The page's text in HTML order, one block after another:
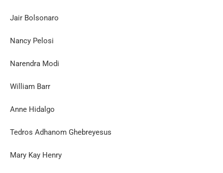
Jair Bolsonaro
Nancy Pelosi
Narendra Modi
William Barr
Anne Hidalgo
Tedros Adhanom Ghebreyesus
Mary Kay Henry